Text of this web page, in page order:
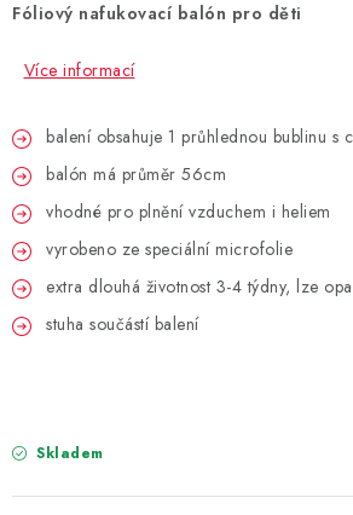
DÁRKY
HELIUM NA BALÓNKY
LAMPIONY
OSLAVA PODLE BAREV
PIŇATY
STUHY A MAŠLE
Fóliový nafukovací balón pro děti
Více informací
balení obsahuje 1 průhlednou bublinu s
balón má průměr 56cm
vhodné pro plnění vzduchem i heliem
vyrobeno ze speciální microfolie
extra dlouhá životnost 3-4 týdny, lze
stuha součástí balení
Skladem